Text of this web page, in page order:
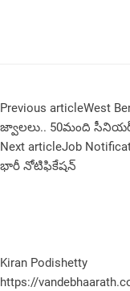
Previous articleWest
జ్వాలలు.. 50మంది
Next articleJob
భారీ నోటిఫికేషన్
Kiran Podishetty
https://